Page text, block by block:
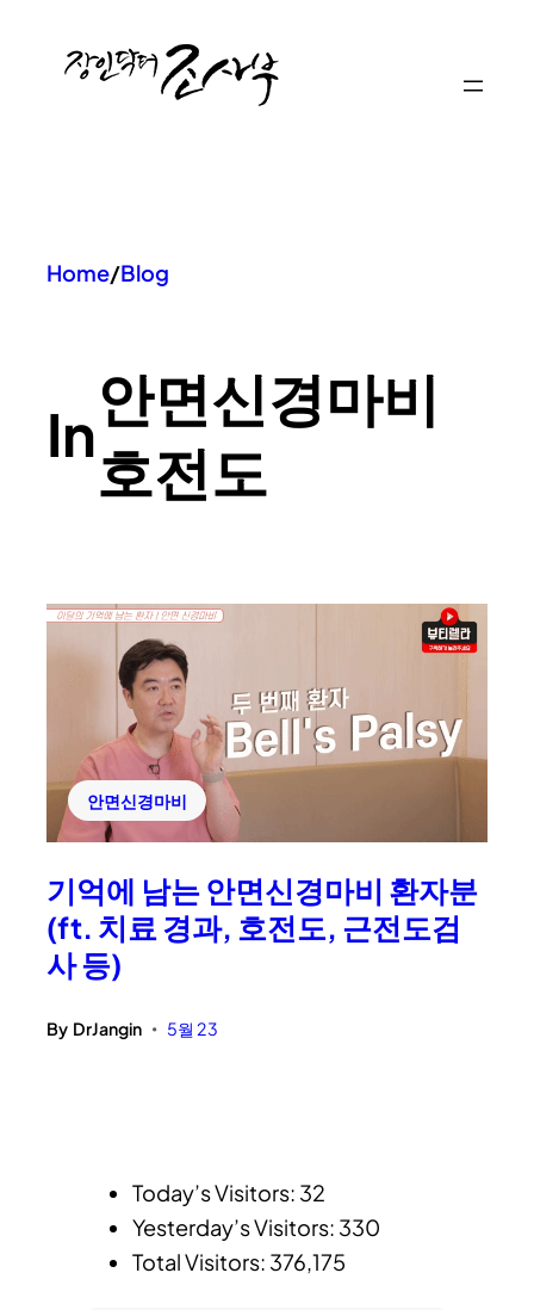
Home/Blog
In
안면신경마비
호전도
안면신경마비
기억에 남는 안면신경마비 환자분
(ft. 치료 경과, 호전도, 근전도검
사 등)
By DrJangin • 5월 23
Today’s Visitors: 32
Yesterday’s Visitors: 330
Total Visitors: 376,175